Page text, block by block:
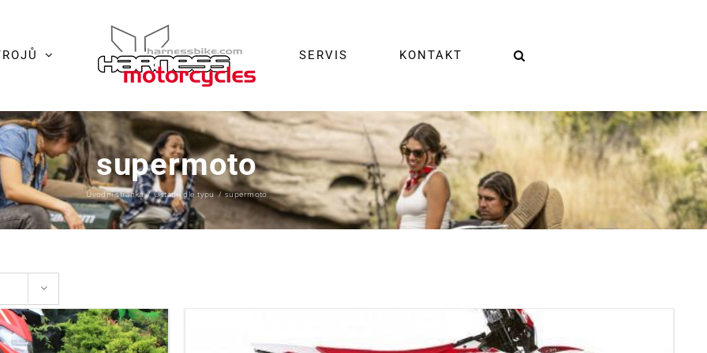
SERVIS KONTAKT
supermoto
Úvodní stránka / Ostatní dle typu / supermoto